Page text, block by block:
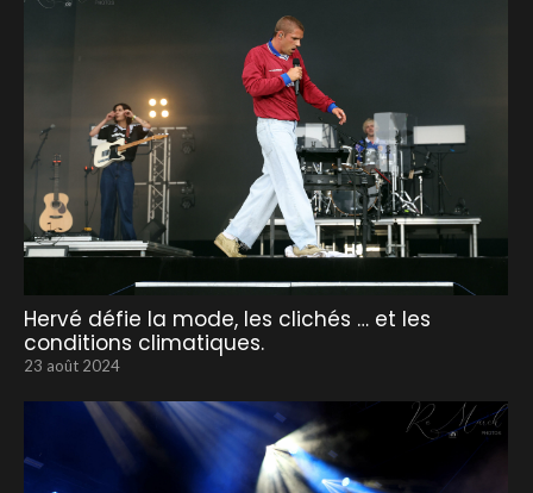
Hervé défie la mode, les clichés … et les
conditions climatiques.
23 août 2024